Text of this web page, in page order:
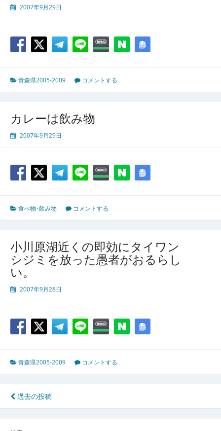
2007年9月29日
青森県2005-2009 コメントする
カレーは飲み物
2007年9月29日
食べ物･飲み物 コメントする
小川原湖近くの即効にタイワン
シジミを放った愚者がおるらし
い。
2007年9月28日
青森県2005-2009 コメントする
投
稿
過去の投稿